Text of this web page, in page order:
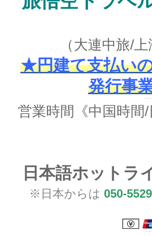
（大連中旅/
★円建て支払い
発行事
営業時間 《中国時
日本語ホットラ
※日本からは 050-